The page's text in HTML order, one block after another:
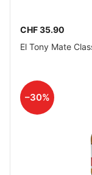
CHF 35.90
El Tony Mate
–30%